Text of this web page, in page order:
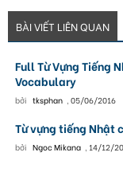
BÀI VIẾT LIÊN QUAN
Full Từ Vựng Tiếng
Vocabulary
bởi tksphan 05/06/2016
Từ vựng tiếng Nhật
bởi Ngoc Mikana 14/12/